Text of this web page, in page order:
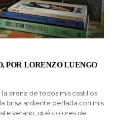
POR LORENZO LUENGO
arena de todos mis castillos
brisa ardiente perlada con mis
verano, qué colores de